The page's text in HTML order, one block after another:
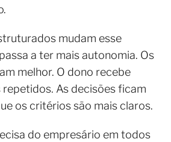
mudam esse
a ter mais autonomia. Os
melhor. O dono recebe
As decisões ficam
os critérios são mais claros.
do empresário em todos